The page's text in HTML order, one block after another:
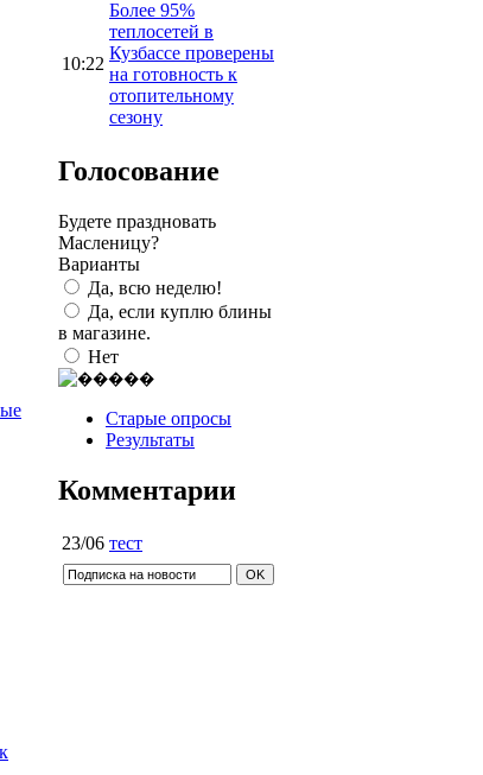
10:22
Более 95%
теплосетей в
Кузбассе проверены
на готовность к
отопительному
сезону
Голосование
Будете праздновать
Масленицу?
Варианты
Да, всю неделю!
Да, если куплю блины
в магазине.
Нет
Старые опросы
Результаты
Комментарии
23/06 тест